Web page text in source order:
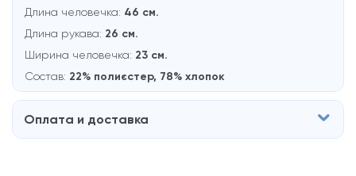
Длина человечка: 46 см.
Длина рукава: 26 см.
Ширина человечка: 23 см.
Состав: 22% полиєстер, 78% хлопок
Оплата и доставка